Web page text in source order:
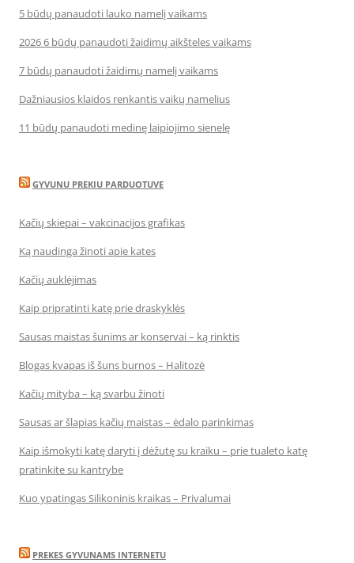
5 būdų panaudoti lauko namelį vaikams
2026 6 būdų panaudoti žaidimų aikšteles vaikams
7 būdų panaudoti žaidimų namelį vaikams
Dažniausios klaidos renkantis vaikų namelius
11 būdų panaudoti medinę laipiojimo sienelę
GYVUNU PREKIU PARDUOTUVE
Kačių skiepai – vakcinacijos grafikas
Ką naudinga žinoti apie kates
Kačių auklėjimas
Kaip pripratinti katę prie draskyklės
Sausas maistas šunims ar konservai – ką rinktis
Blogas kvapas iš šuns burnos – Halitozė
Kačių mityba – ką svarbu žinoti
Sausas ar šlapias kačių maistas – ėdalo parinkimas
Kaip išmokyti katę daryti į dėžutę su kraiku – prie tualeto katę
pratinkite su kantrybe
Kuo ypatingas Silikoninis kraikas – Privalumai
PREKES GYVUNAMS INTERNETU